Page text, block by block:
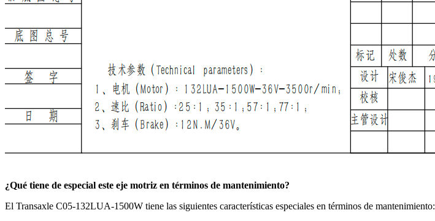
¿Qué tiene de especial este eje motriz en términos de mantenimiento?
El Transaxle C05-132LUA-1500W tiene las siguientes características especiales en términos de mantenimiento: